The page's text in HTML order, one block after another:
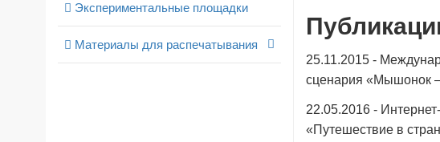
Экспериментальные площадки
Материалы для распечатывания
25.11.2015 -
сценария «Мышонок
22.05.2016 -
«Путешествие в